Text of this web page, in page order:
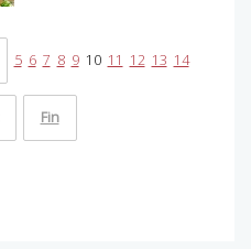
5 6 7 8 9 10 11 12 13 14
Fin